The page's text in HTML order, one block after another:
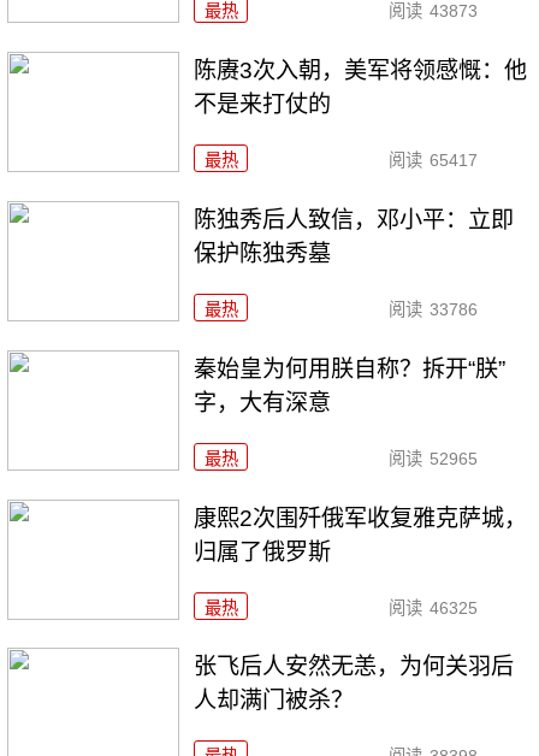
最热 阅读 43873
陈赓3次入朝，美军将领感慨：他
不是来打仗的
最热 阅读 65417
陈独秀后人致信，邓小平：立即
保护陈独秀墓
最热 阅读 33786
秦始皇为何用朕自称？拆开“朕”
字，大有深意
最热 阅读 52965
康熙2次围歼俄军收复雅克萨城，
归属了俄罗斯
最热 阅读 46325
张飞后人安然无恙，为何关羽后
人却满门被杀？